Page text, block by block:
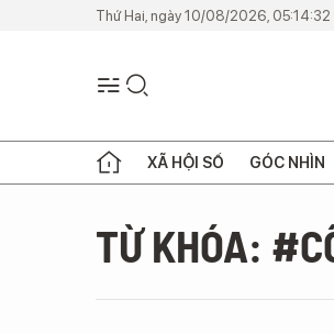
Thứ Hai, ngày 10/08/2026, 05:14:32
XÃ HỘI SỐ GÓC NHÌN
TỪ KHÓA: